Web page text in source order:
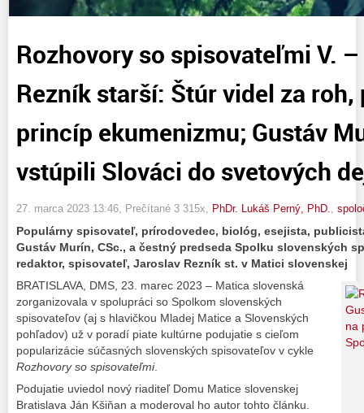
Rozhovory so spisovateľmi V.
Rezník starší: Štúr videl za
princíp ekumenizmu; Gustáv
vstúpili Slováci do svetových
27. marca 2023 13:46 , Prečítané 3 315x, PhDr. Lukáš Perný, PhD.
Populárny spisovateľ, prírodovedec, biológ, esejista,
Gustáv Murín, CSc., a čestný predseda Spolku slovenských
redaktor, spisovateľ, Jaroslav Rezník st. v Matici slovenskej
BRATISLAVA, DMS, 23. marec 2023 – Matica slovenská
zorganizovala v spolupráci so Spolkom slovenských
spisovateľov (aj s hlavičkou Mladej Matice a Slovenských
pohľadov) už v poradí piate kultúrne podujatie s cieľom
popularizácie súčasných slovenských spisovateľov v cykle
Rozhovory so spisovateľmi.
Podujatie uviedol nový riaditeľ Domu Matice slovenskej
Bratislava Ján Kšiňan a moderoval ho autor tohto článku.